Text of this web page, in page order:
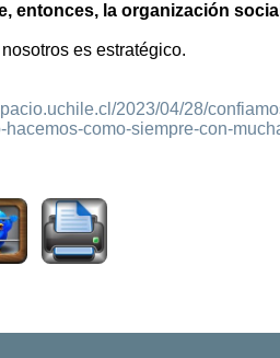
entonces, la organización social
es estratégico.
2023/04/28/
hacemos-como-siempre-con-